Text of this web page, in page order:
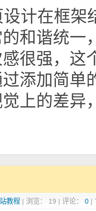
计在框架
和谐统一
很强，这
添加简单
上的差异
教程 | 浏览： 19 | 评论： 0 |